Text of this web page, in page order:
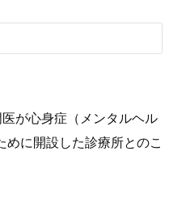
が心身症（メンタルヘル
に開設した診療所とのこ